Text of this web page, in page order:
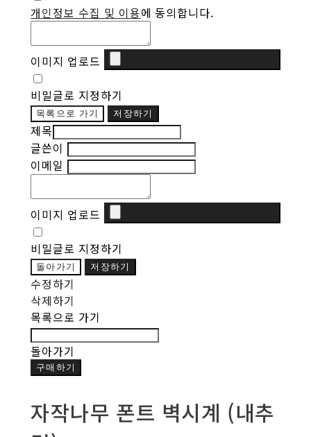
개인정보 수집 및 이용에 동의합니다.
이미지 업로드
비밀글로 지정하기
목록으로 가기 저장하기
제목
글쓴이
이메일
이미지 업로드
비밀글로 지정하기
돌아가기 저장하기
수정하기
삭제하기
목록으로 가기
돌아가기
구매하기
자작나무 폰트 벽시계 (내추